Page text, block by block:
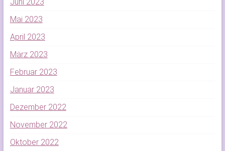
Mai 2023
April 2023
März 2023
Februar 2023
Januar 2023
Dezember 2022
November 2022
Oktober 2022